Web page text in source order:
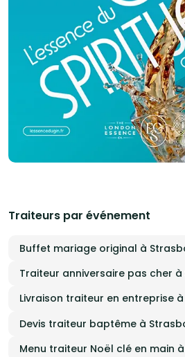
Traiteurs par événement
Buffet mariage original à
Traiteur anniversaire pas cher
Livraison traiteur en entreprise
Devis traiteur baptême à
Menu traiteur Noël clé en main